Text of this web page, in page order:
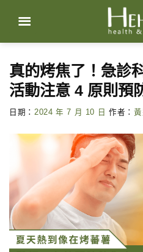
content
真的烤焦了！急診
活動注意 4 原則預
日期： 2024 年 7 月 10 日 作者：